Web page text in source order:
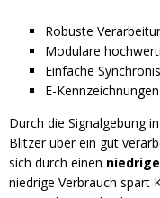
Robuste
Modulare
Einfache
E-Kennzeichnungen
Durch die Signalgebung
Blitzer über ein gut
sich durch einen
niedrige Verbrauch spart